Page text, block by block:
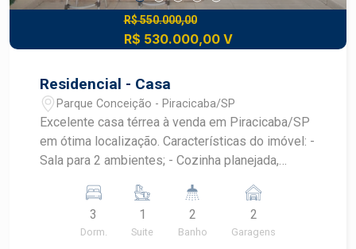
R$ 550.000,00
R$ 530.000,00 V
Residencial - Casa
Parque Conceição - Piracicaba/SP
Excelente casa térrea à venda em Piracicaba/SP
em ótima localização. Características do imóvel: -
Sala para 2 ambientes; - Cozinha planejada,
com armários embutidos; - 1 banheiro social
completo; - Área de serviço coberta e com
despensa; - Espaço gourmet com churrasqueira ;
3
Dorm.
1
Suite
2
Banho
2
Garagens